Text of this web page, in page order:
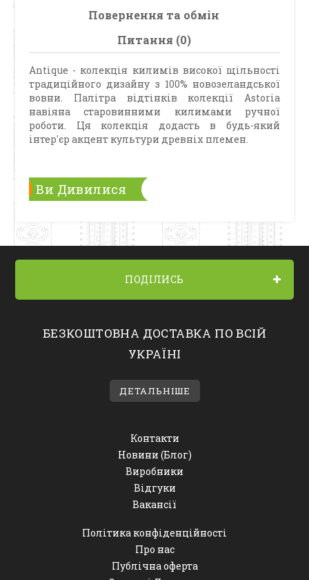
Повернення та обмін
Питання (0)
Antique - колекція килимів високої щільності
традиційного дизайну з 100% новозеландської
вовни. Палітра відтінків колекції Astoria
навіяна старовинними килимами ручної
роботи. Ця колекція додасть в будь-який
інтер'єр акцент культури древніх племен.
Ви Дивилися
ПОДІЛИСЬ
БЕЗКОШТОВНА ДОСТАВКА ПО ВСІЙ
УКРАЇНІ
ДЕТАЛЬНІШЕ
Контакти
Новини (Блог)
Виробники
Відгуки
Вакансії
Політика конфіденційності
Про нас
Публічна оферта